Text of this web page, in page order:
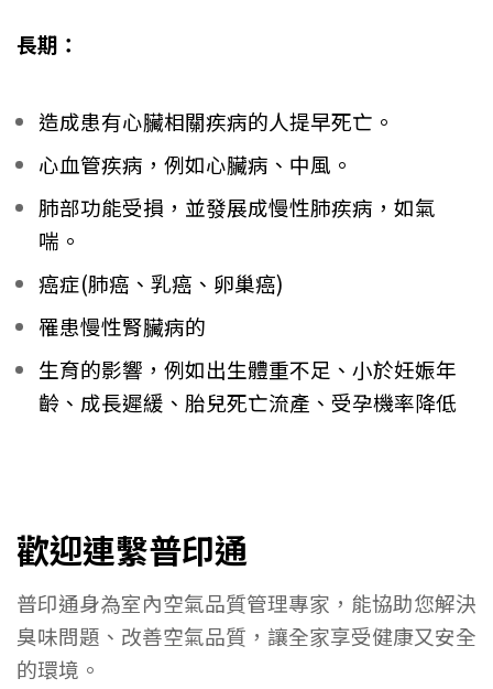
長期：
造成患有心臟相關疾病的人提早死亡。
心血管疾病，例如心臟病、中風。
肺部功能受損，並發展成慢性肺疾病，如氣
喘。
癌症(肺癌、乳癌、卵巢癌)
罹患慢性腎臟病的
生育的影響，例如出生體重不足、小於妊娠年
齡、成長遲緩、胎兒死亡流產、受孕機率降低
歡迎連繫普印通
普印通身為室內空氣品質管理專家，能協助您解決
臭味問題、改善空氣品質，讓全家享受健康又安全
的環境。